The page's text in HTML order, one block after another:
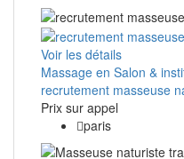
Voir les détails
Massage en Salon &
recrutement masseuse
Prix ​​sur appel
paris